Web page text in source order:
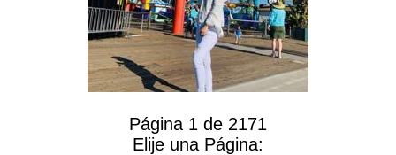
Página 1 de 2171
Elije una Página: